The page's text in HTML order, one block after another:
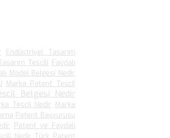
Endüstriyel Tasarım
Tescili Faydalı
Model Belgesi Nedir
Marka Patent Tescil
Belgesi Nedir
Tescil Nedir Marka
Patent Başvurusu
Patent ve Faydalı